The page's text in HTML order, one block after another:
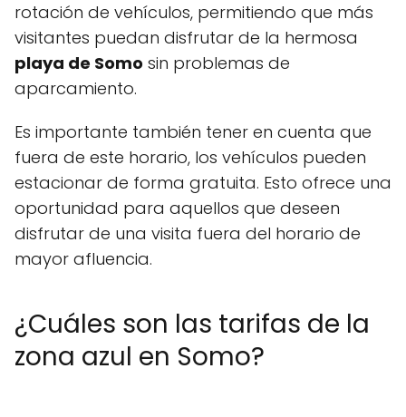
rotación de vehículos, permitiendo que más
visitantes puedan disfrutar de la hermosa
playa de Somo sin problemas de
aparcamiento.
Es importante también tener en cuenta que
fuera de este horario, los vehículos pueden
estacionar de forma gratuita. Esto ofrece una
oportunidad para aquellos que deseen
disfrutar de una visita fuera del horario de
mayor afluencia.
¿Cuáles son las tarifas de la
zona azul en Somo?